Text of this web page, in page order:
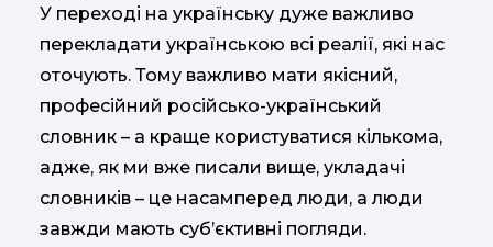
У переході на українську дуже важливо
перекладати українською всі реалії, які нас
оточують. Тому важливо мати якісний,
професійний російсько-український
словник – а краще користуватися кількома,
адже, як ми вже писали вище, укладачі
словників – це насамперед люди, а люди
завжди мають суб’єктивні погляди.